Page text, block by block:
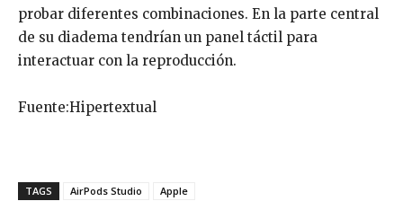
probar diferentes combinaciones. En la parte central
de su diadema tendrían un panel táctil para
interactuar con la reproducción.
Fuente:Hipertextual
TAGS AirPods Studio Apple